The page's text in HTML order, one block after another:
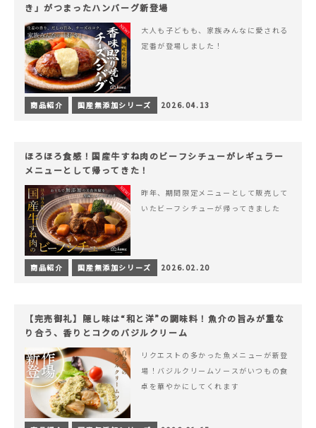
き」がつまったハンバーグ新登場
大人も子どもも、家族みんなに愛される
定番が登場しました！
商品紹介 国産無添加シリーズ 2026.04.13
ほろほろ食感！国産牛すね肉のビーフシチューがレギュラー
メニューとして帰ってきた！
昨年、期間限定メニューとして販売して
いたビーフシチューが帰ってきました
商品紹介 国産無添加シリーズ 2026.02.20
【完売御礼】隠し味は“和と洋”の調味料！魚介の旨みが重な
り合う、香りとコクのバジルクリーム
リクエストの多かった魚メニューが新登
場！バジルクリームソースがいつもの食
卓を華やかにしてくれます